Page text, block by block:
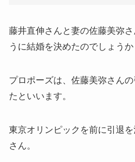
藤井直伸さんと妻の佐藤美弥
うに結婚を決めたのでしょうか
プロポーズは、佐藤美弥さん
たといいます。
東京オリンピックを前に引退
さん。